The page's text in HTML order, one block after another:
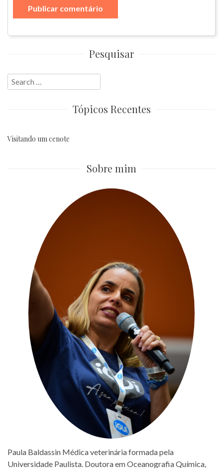
Pesquisar
Search
for:
Tópicos Recentes
Visitando um cenote
Sobre mim
Paula Baldassin Médica veterinária formada pela
Universidade Paulista. Doutora em Oceanografia Química,